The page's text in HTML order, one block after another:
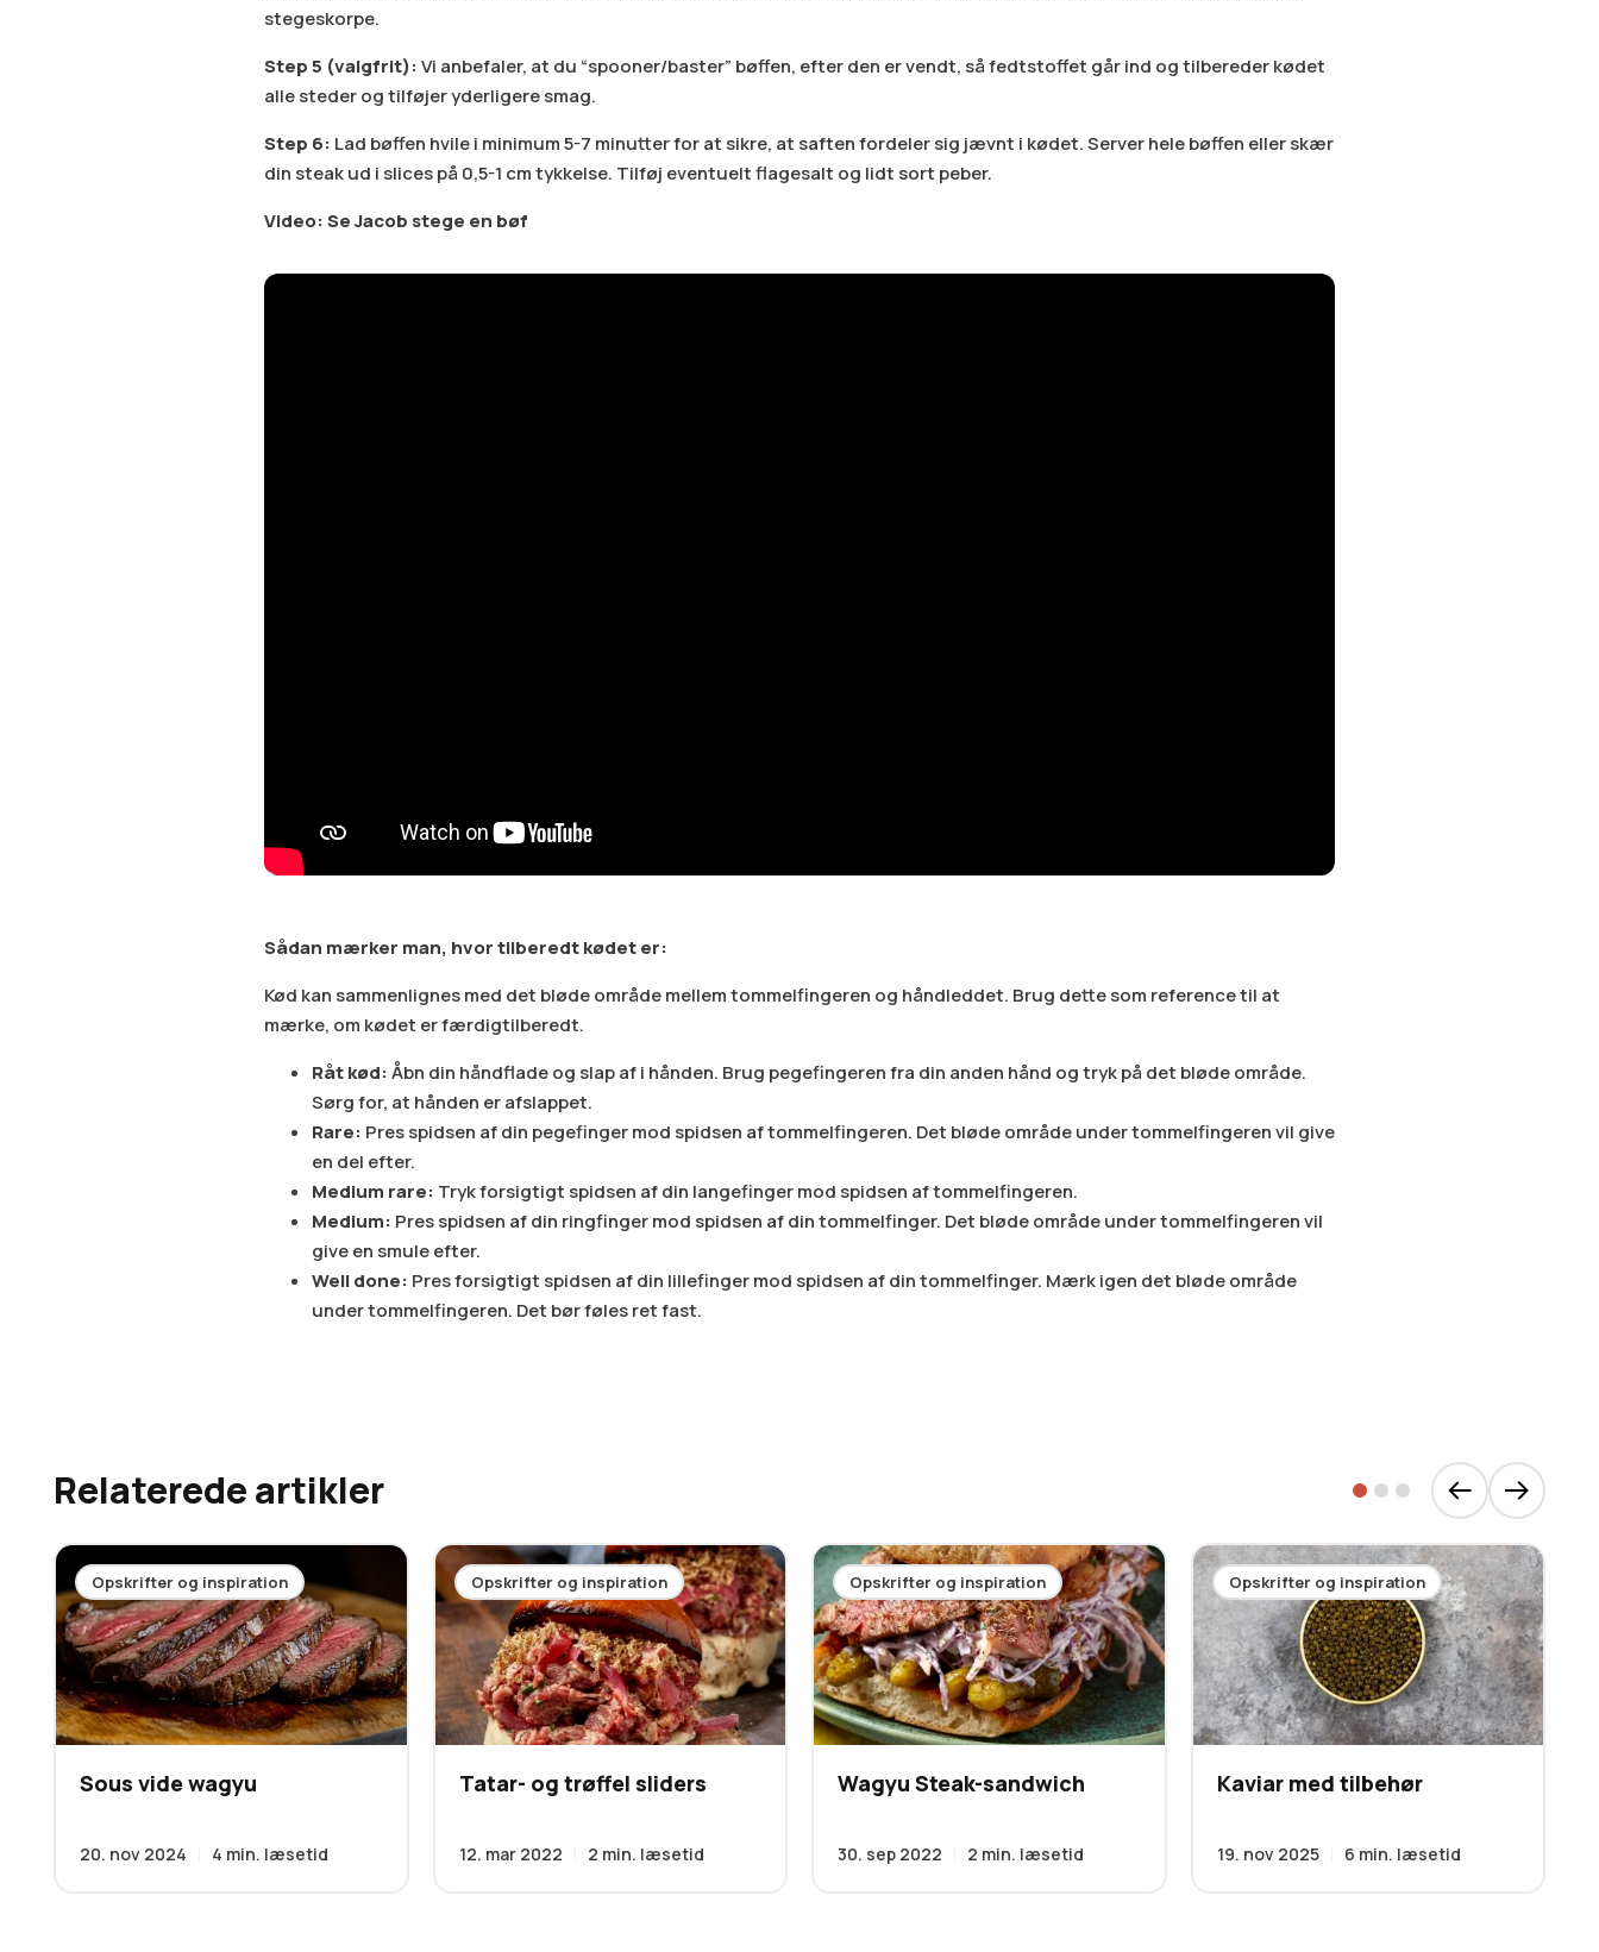
stegeskorpe.
Step 5 (valgfrit):Vi anbefaler, at du “spooner/baster” bøffen, efter den er vendt, så fedtstoffet går ind og tilbereder kødet
alle steder og tilføjer yderligere smag.
Step 6: Lad bøffen hvile i minimum 5-7 minutter for at sikre, at saften fordeler sig jævnt i kødet. Server hele bøffen eller skær
din steak ud i slices på 0,5-1 cm tykkelse. Tilføj eventuelt flagesalt og lidt sort peber.
Video: Se Jacob stege en bøf
Sådan mærker man, hvor tilberedt kødet er:
Kød kan sammenlignes med det bløde område mellem tommelfingeren og håndleddet. Brug dette som reference til at
mærke, om kødet er færdigtilberedt.
Råt kød:Åbn din håndflade og slap af i hånden. Brug pegefingeren fra din anden hånd og tryk på det bløde område.
Sørg for, at hånden er afslappet.
Rare: Pres spidsen af din pegefinger mod spidsen af tommelfingeren. Det bløde område under tommelfingeren vil give
en del efter.
Medium rare: Tryk forsigtigt spidsen af din langefinger mod spidsen af tommelfingeren.
Medium: Pres spidsen af din ringfinger mod spidsen af din tommelfinger. Det bløde område under tommelfingeren vil
give en smule efter.
Well done: Pres forsigtigt spidsen af din lillefinger mod spidsen af din tommelfinger. Mærk igen det bløde område
under tommelfingeren. Det bør føles ret fast.
Relaterede artikler
Opskrifter og inspiration
Sous vide wagyu
20. nov 2024 4 min. læsetid
Opskrifter og inspiration
Tatar- og trøffel sliders
12. mar 2022 2 min. læsetid
Opskrifter og inspiration
Wagyu Steak-sandwich
30. sep 2022 2 min. læsetid
Opskrifter og inspiration
Kaviar med tilbehør
19. nov 2025 6 min. læsetid